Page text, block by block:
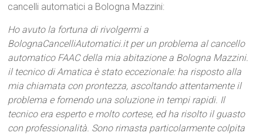
cancelli automatici a Bologna Mazzini:
Ho avuto la fortuna di rivolgermi a
BolognaCancelliAutomatici.it per un problema al cancello
automatico FAAC della mia abitazione a Bologna Mazzini.
il tecnico di Amatica è stato eccezionale: ha risposto alla
mia chiamata con prontezza, ascoltando attentamente il
problema e fornendo una soluzione in tempi rapidi. Il
tecnico era esperto e molto cortese, ed ha risolto il guasto
con professionalità. Sono rimasta particolarmente colpita